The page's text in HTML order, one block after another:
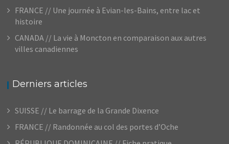
FRANCE // Une journée à Evian-les-Bains, entre lac et
histoire
CANADA // La vie à Moncton en comparaison aux autres
villes canadiennes
Derniers articles
SUISSE // Le barrage de la Grande Dixence
FRANCE // Randonnée au col des portes d’Oche